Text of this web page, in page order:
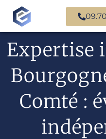
Expertise
Comté :